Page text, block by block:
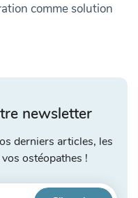
comme solution
newsletter
derniers articles, les
ostéopathes !